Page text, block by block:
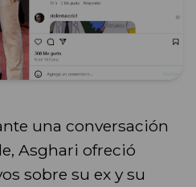
una conversación
Asghari ofreció
sobre su ex y su